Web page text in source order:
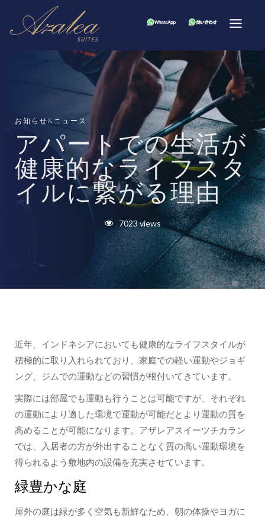
お知らせ&ニュース
アパートでの生活が
健康的なライフスタ
イルに繋がる理由
7023 views
近年、インドネシアにおいても健康的なライフスタイルが
積極的に取り入れられており、家庭での軽い運動やジョギ
ング、ジムでの運動などの習慣が根付いてきています。
実際には部屋でも運動も行うことは可能ですが、それぞれ
の運動により適した環境で運動が可能だとより運動の質を
高めることが可能になります。アザレアスイーツチカラン
では、入居者の方が外出することなく質の高い運動環境を
得られるよう敷地内の設備を充実させています。
緑豊かな庭
屋外の庭は緑が多く空気も新鮮なため、朝の体操やヨガに